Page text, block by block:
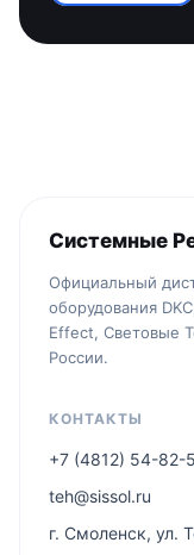
Системные
Официальный
оборудования
Effect, Световые
России.
КОНТАКТЫ
+7 (4812) 54-82-
teh@sissol.ru
г. Смоленск, ул.